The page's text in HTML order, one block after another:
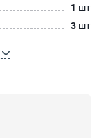
1 шт
3 шт